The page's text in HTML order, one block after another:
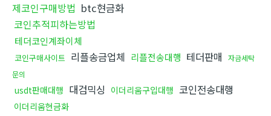
제코인구매방법 btc현금화
코인추적피하는방법
테더코인계좌이체
코인구매사이트 리플송금업체 리플전송대행 테더판매
자금세탁
문의
usdt판매대행 대검믹싱 이더리움구입대행 코인전송대행
이더리움현금화